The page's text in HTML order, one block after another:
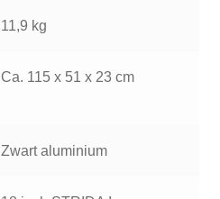
11,9 kg
Ca. 115 x 51 x 23 cm
Zwart aluminium